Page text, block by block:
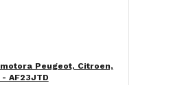
Peugeot, Citroen,
AF23JTD